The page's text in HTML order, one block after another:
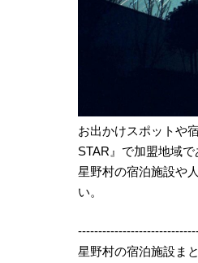
お出かけスポットや
STAR』で加盟地域
星野村の宿泊施設や
い。
星野村の宿泊施設ま